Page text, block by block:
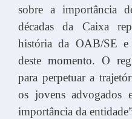
sobre a importância
décadas da Caixa
história da OAB/SE e
deste momento. O
para perpetuar a
os jovens advogados
importância da